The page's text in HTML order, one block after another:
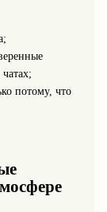
потому, что